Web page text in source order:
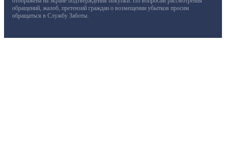
обращений, жалоб, претензий граждан о возмещении убытков просим
обращаться в Службу Заботы.